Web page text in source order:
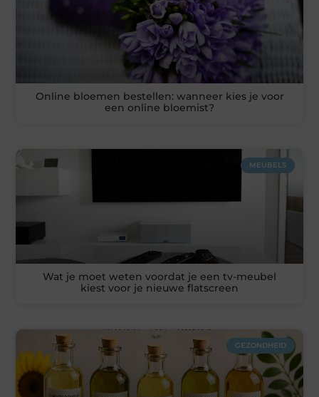
Online bloemen bestellen: wanneer kies je voor
een online bloemist?
MEUBELS
Wat je moet weten voordat je een tv-meubel
kiest voor je nieuwe flatscreen
GEZONDHEID